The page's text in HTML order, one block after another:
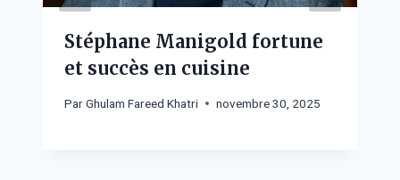
Stéphane Manigold fortune
et succès en cuisine
ParGhulam Fareed Khatri novembre 30, 2025